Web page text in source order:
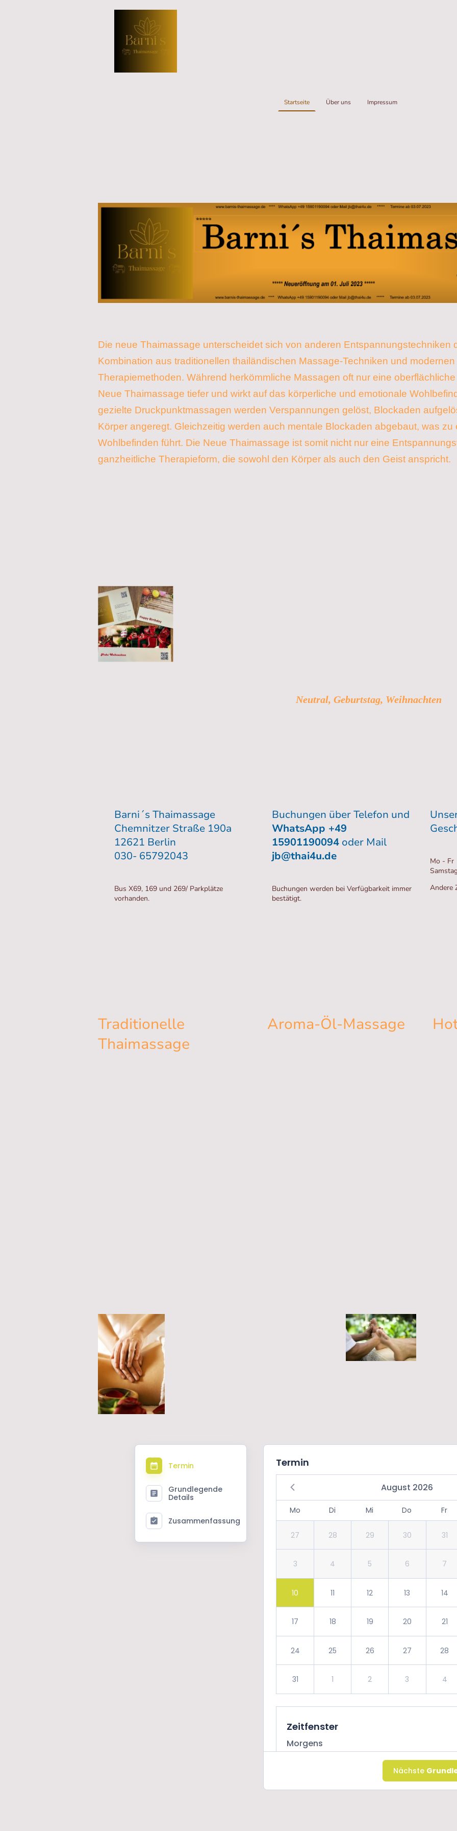
Startseite Über uns Impressum
Die neue Thaimassage unterscheidet sich von anderen Entspannungstechniken
Kombination aus traditionellen thailändischen Massage-Techniken und
Therapiemethoden. Während herkömmliche Massagen oft nur eine
Neue Thaimassage tiefer und wirkt auf das körperliche und emotionale
gezielte Druckpunktmassagen werden Verspannungen gelöst, Blockaden
Körper angeregt. Gleichzeitig werden auch mentale Blockaden abgebaut, was zu
Wohlbefinden führt. Die Neue Thaimassage ist somit nicht nur eine
ganzheitliche Therapieform, die sowohl den Körper als auch den Geist anspricht.
Neutral, Geburtstag, Weihnachten
Barni´s Thaimassage
Chemnitzer Straße 190a
12621 Berlin
030- 65792043
Bus X69, 169 und 269/ Parkplätze
vorhanden.
Buchungen über Telefon und
WhatsApp +49
15901190094 oder Mail
jb@thai4u.de
Buchungen werden bei Verfügbarkeit immer
bestätigt.
Mo - Fr
Andere
Traditionelle
Thaimassage
Aroma-Öl-Massage
Termin
Grundlegende
Details
Zusammenfassung
Termin
August 2026
Mo Di Mi Do Fr
27 28 29 30 31
3 4 5 6 7
10 11 12 13 14
17 18 19 20 21
24 25 26 27 28
31 1 2 3 4
Zeitfenster
Morgens
11:00 bis
Nachmittag
Nächste